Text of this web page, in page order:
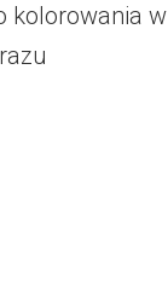
kolorowania w